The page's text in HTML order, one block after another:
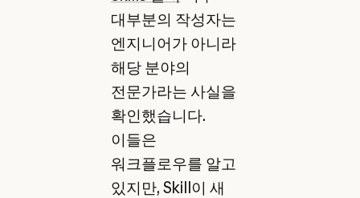
대부분의 작성자는
엔지니어가 아니라
해당 분야의
전문가라는 사실을
확인했습니다.
이들은
워크플로우를 알고
있지만, Skill이 새